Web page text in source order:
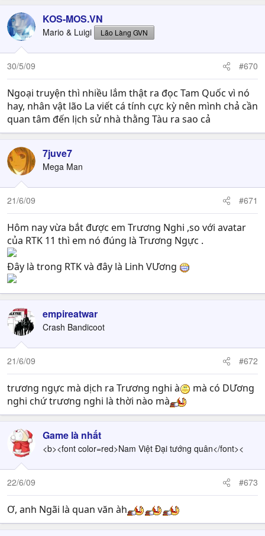
KOS-MOS.VN
Mario & Luigi Lão Làng GVN
30/5/09 #670
Ngoại truyện thì nhiều lắm thật ra đọc Tam Quốc vì nó
hay, nhân vật lão La viết cá tính cực kỳ nên mình chả cần
quan tâm đến lịch sử nhà thằng Tàu ra sao cả
7juve7
Mega Man
21/6/09 #671
Hôm nay vừa bắt được em Trương Nghi ,so với avatar
của RTK 11 thì em nó đúng là Trương Ngực .
Đây là trong RTK và đây là Linh VƯơng
empireatwar
Crash Bandicoot
21/6/09 #672
trương ngực mà dịch ra Trương nghi à
mà có DƯơng
nghi chứ trương nghi là thời nào mà
Game là nhất
<b><font color=red>Nam Việt Đại tướng quân</font><
22/6/09 #673
Ơ, anh Ngãi là quan văn àh